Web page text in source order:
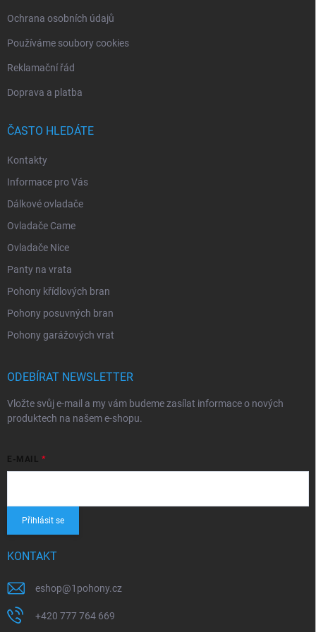
Ochrana osobních údajů
Používáme soubory cookies
Reklamační řád
Doprava a platba
ČASTO HLEDÁTE
Kontakty
Informace pro Vás
Dálkové ovladače
Ovladače Came
Ovladače Nice
Panty na vrata
Pohony křídlových bran
Pohony posuvných bran
Pohony garážových vrat
ODEBÍRAT NEWSLETTER
Vložte svůj e-mail a my vám budeme zasílat informace o nových
produktech na našem e-shopu.
E-MAIL
Přihlásit se
KONTAKT
eshop@1pohony.cz
+420 777 764 669